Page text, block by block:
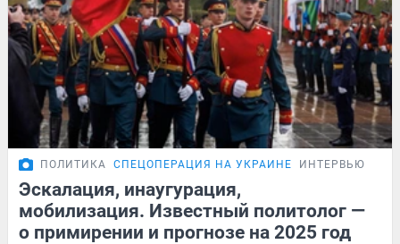
ПОЛИТИКА СПЕЦОПЕРАЦИЯ НА УКРАИНЕ ИНТЕРВЬЮ
Эскалация, инаугурация,
мобилизация. Известный политолог —
о примирении и прогнозе на 2025 год